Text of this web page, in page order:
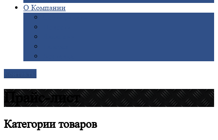
О Компании
Прайс-лист
Категориитоваров